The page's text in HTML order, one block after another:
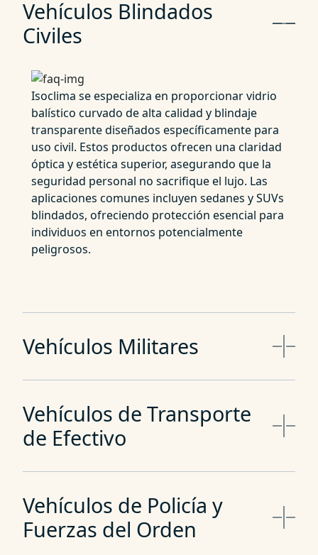
Vehículos Blindados
Civiles
Isoclima se especializa en proporcionar vidrio
balístico curvado de alta calidad y blindaje
transparente diseñados específicamente para
uso civil. Estos productos ofrecen una claridad
óptica y estética superior, asegurando que la
seguridad personal no sacrifique el lujo. Las
aplicaciones comunes incluyen sedanes y SUVs
blindados, ofreciendo protección esencial para
individuos en entornos potencialmente
peligrosos.
Vehículos Militares
Vehículos de Transporte
de Efectivo
Vehículos de Policía y
Fuerzas del Orden